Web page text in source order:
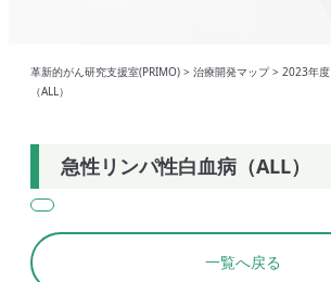
革新的がん研究支援室(PRIMO) > 治療開発マップ> 2023年度
（ALL）
急性リンパ性白血病（ALL）
一覧へ戻る